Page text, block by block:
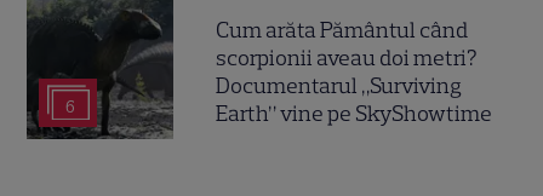
6
Cum arăta Pământul când
scorpionii aveau doi metri?
Documentarul „Surviving
Earth” vine pe SkyShowtime